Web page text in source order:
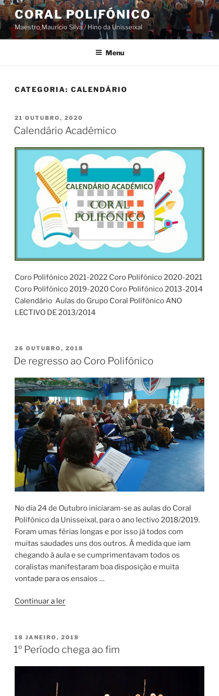
Saltar
para
o
conteúdo
CORAL POLIFÓNICO
Maestro Maurício Silva / Hino da Unisseixal
Menu
CATEGORIA: CALENDÁRIO
PUBLICADO
EM
21 OUTUBRO, 2020
Calendário Académico
Coro Polifónico 2021-2022 Coro Polifónico 2020-2021
Coro Polifónico 2019-2020 Coro Polifónico 2013-2014
Calendário Aulas do Grupo Coral Polifónico ANO
LECTIVO DE 2013/2014
PUBLICADO
EM
26 OUTUBRO, 2018
De regresso ao Coro Polifónico
No dia 24 de Outubro iniciaram-se as aulas do Coral
Polifónico da Unisseixal, para o ano lectivo 2018/2019.
Foram umas férias longas e por isso já todos com
muitas saudades uns dos outros. À medida que iam
chegando à aula e se cumprimentavam todos os
coralistas manifestaram boa disposição e muita
vontade para os ensaios …
Continuar a ler“De
Coro
Polifónico”
PUBLICADO
EM
18 JANEIRO, 2018
1º Período chega ao fim